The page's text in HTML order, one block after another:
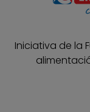
Iniciativa de la